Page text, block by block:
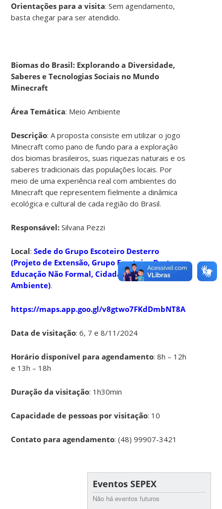
Orientações para a visita: Sem agendamento,
basta chegar para ser atendido.
Biomas do Brasil: Explorando a Diversidade,
Saberes e Tecnologias Sociais no Mundo
Minecraft
Área Temática: Meio Ambiente
Descrição: A proposta consiste em utilizar o jogo
Minecraft como pano de fundo para a exploração
dos biomas brasileiros, suas riquezas naturais e os
saberes tradicionais das populações locais. Por
meio de uma experiência real com ambientes do
Minecraft que representem fielmente a dinâmica
ecológica e cultural de cada região do Brasil.
Responsável: Silvana Pezzi
Local:Sede do Grupo Escoteiro Desterro
(Projeto de Extensão, Grupo Escoteiro Desterro:
Educação Não Formal, CidadaniaeMeio
Ambiente).
https://maps.app.goo.gl/v8gtwo7FKdDmbNT8A
Data de visitação: 6, 7 e 8/11/2024
Horário disponível para agendamento: 8h – 12h
e 13h – 18h
Duração da visitação: 1h30min
Capacidade de pessoas por visitação: 10
Contato para agendamento: (48) 99907-3421
Eventos SEPEX
Não há eventos futuros